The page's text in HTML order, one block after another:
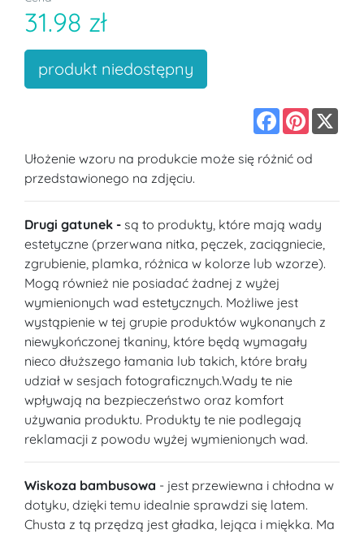
31.98 zł
produkt niedostępny
Facebook
Pinterest
Ułożenie wzoru na produkcie może się różnić od
przedstawionego na zdjęciu.
Drugi gatunek - są to produkty, które mają wady
estetyczne (przerwana nitka, pęczek, zaciągniecie,
zgrubienie, plamka, różnica w kolorze lub wzorze).
Mogą również nie posiadać żadnej z wyżej
wymienionych wad estetycznych. Możliwe jest
wystąpienie w tej grupie produktów wykonanych z
niewykończonej tkaniny, które będą wymagały
nieco dłuższego łamania lub takich, które brały
udział w sesjach fotograficznych.Wady te nie
wpływają na bezpieczeństwo oraz komfort
używania produktu. Produkty te nie podlegają
reklamacji z powodu wyżej wymienionych wad.
Wiskoza bambusowa - jest przewiewna i chłodna w
dotyku, dzięki temu idealnie sprawdzi się latem.
Chusta z tą przędzą jest gładka, lejąca i miękka. Ma